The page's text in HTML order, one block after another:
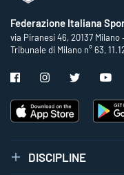
Federazione Italiana
via Piranesi 46, 20137 Milano
Tribunale di Milano n° 63,
DISCIPLINE